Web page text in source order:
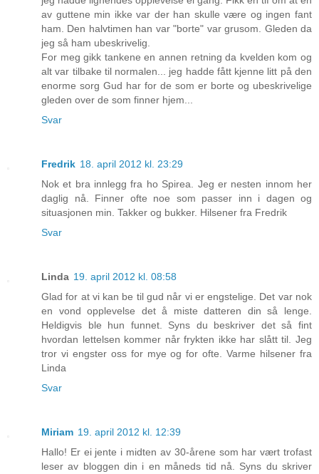
av guttene min ikke var der han skulle være og ingen fant
ham. Den halvtimen han var "borte" var grusom. Gleden da
jeg så ham ubeskrivelig.
For meg gikk tankene en annen retning da kvelden kom og
alt var tilbake til normalen... jeg hadde fått kjenne litt på den
enorme sorg Gud har for de som er borte og ubeskrivelige
gleden over de som finner hjem...
Svar
Fredrik 18. april 2012 kl. 23:29
Nok et bra innlegg fra ho Spirea. Jeg er nesten innom her
daglig nå. Finner ofte noe som passer inn i dagen og
situasjonen min. Takker og bukker. Hilsener fra Fredrik
Svar
Linda 19. april 2012 kl. 08:58
Glad for at vi kan be til gud når vi er engstelige. Det var nok
en vond opplevelse det å miste datteren din så lenge.
Heldigvis ble hun funnet. Syns du beskriver det så fint
hvordan lettelsen kommer når frykten ikke har slått til. Jeg
tror vi engster oss for mye og for ofte. Varme hilsener fra
Linda
Svar
Miriam 19. april 2012 kl. 12:39
Hallo! Er ei jente i midten av 30-årene som har vært trofast
leser av bloggen din i en måneds tid nå. Syns du skriver